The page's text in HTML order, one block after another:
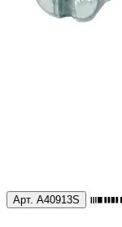
Арт. A40913S